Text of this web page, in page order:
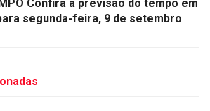
Confira a previsão do tempo em
segunda-feira, 9 de setembro